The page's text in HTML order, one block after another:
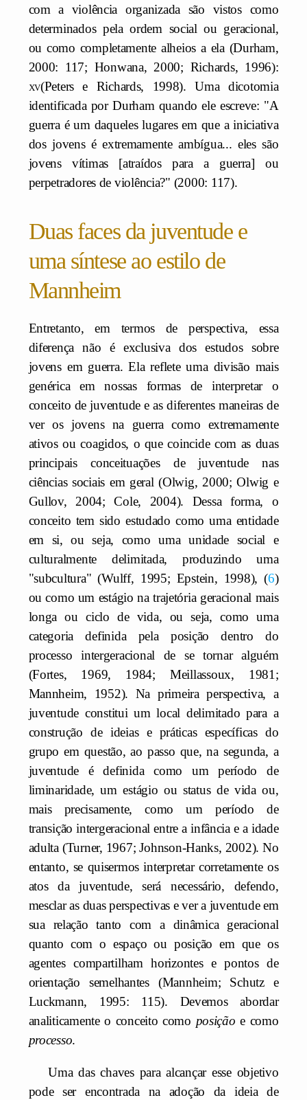
com a violência organizada são vistos como
determinados pela ordem social ou geracional,
ou como completamente alheios a ela (Durham,
2000: 117; Honwana, 2000; Richards, 1996):
xv(Peters e Richards, 1998). Uma dicotomia
identificada por Durham quando ele escreve: "A
guerra é um daqueles lugares em que a iniciativa
dos jovens é extremamente ambígua... eles são
jovens vítimas [atraídos para a guerra] ou
perpetradores de violência?" (2000: 117).
Duas faces da juventude e
uma síntese ao estilo de
Mannheim
Entretanto, em termos de perspectiva, essa
diferença não é exclusiva dos estudos sobre
jovens em guerra. Ela reflete uma divisão mais
genérica em nossas formas de interpretar o
conceito de juventude e as diferentes maneiras de
ver os jovens na guerra como extremamente
ativos ou coagidos, o que coincide com as duas
principais conceituações de juventude nas
ciências sociais em geral (Olwig, 2000; Olwig e
Gullov, 2004; Cole, 2004). Dessa forma, o
conceito tem sido estudado como uma entidade
em si, ou seja, como uma unidade social e
culturalmente delimitada, produzindo uma
"subcultura" (Wulff, 1995; Epstein, 1998),
6
ou como um estágio na trajetória geracional mais
longa ou ciclo de vida, ou seja, como uma
categoria definida pela posição dentro do
processo intergeracional de se tornar alguém
(Fortes, 1969, 1984; Meillassoux, 1981;
Mannheim, 1952). Na primeira perspectiva, a
juventude constitui um local delimitado para a
construção de ideias e práticas específicas do
grupo em questão, ao passo que, na segunda, a
juventude é definida como um período de
liminaridade, um estágio ou status de vida ou,
mais precisamente, como um período de
transição intergeracional entre a infância e a idade
adulta (Turner, 1967; Johnson-Hanks, 2002). No
entanto, se quisermos interpretar corretamente os
atos da juventude, será necessário, defendo,
mesclar as duas perspectivas e ver a juventude em
sua relação tanto com a dinâmica geracional
quanto com o espaço ou posição em que os
agentes compartilham horizontes e pontos de
orientação semelhantes (Mannheim; Schutz e
Luckmann, 1995: 115). Devemos abordar
analiticamente o conceito como posição e como
processo.
Uma das chaves para alcançar esse objetivo
pode ser encontrada na adoção da ideia de